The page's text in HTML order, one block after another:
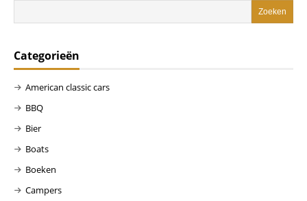
Categorieën
American classic cars
BBQ
Bier
Boats
Boeken
Campers